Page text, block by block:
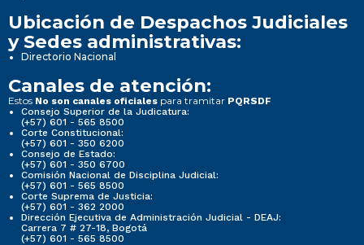
Ubicación de Despachos Judiciales
y Sedes administrativas:
Directorio Nacional
Canales de atención:
Estos No son canales oficiales para tramitar PQRSDF
Consejo Superior de la Judicatura:
(+57) 601 - 565 8500
Corte Constitucional:
(+57) 601 - 350 6200
Consejo de Estado:
(+57) 601 - 350 6700
Comisión Nacional de Disciplina Judicial:
(+57) 601 - 565 8500
Corte Suprema de Justicia:
(+57) 601 - 362 2000
Dirección Ejecutiva de Administración Judicial - DEAJ:
Carrera 7 # 27-18, Bogotá
(+57) 601 - 565 8500